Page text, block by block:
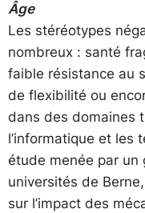
Âge
Les stéréotypes
nombreux : santé
faible résistance au
de flexibilité ou
dans des domaines
l’informatique et les
étude menée par un
universités de
sur l’impact des